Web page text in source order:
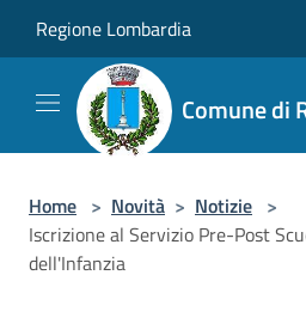
Regione Lombardia
Comune di
Home > Novità > Notizie >
Iscrizione al Servizio Pre-Post
dell'Infanzia